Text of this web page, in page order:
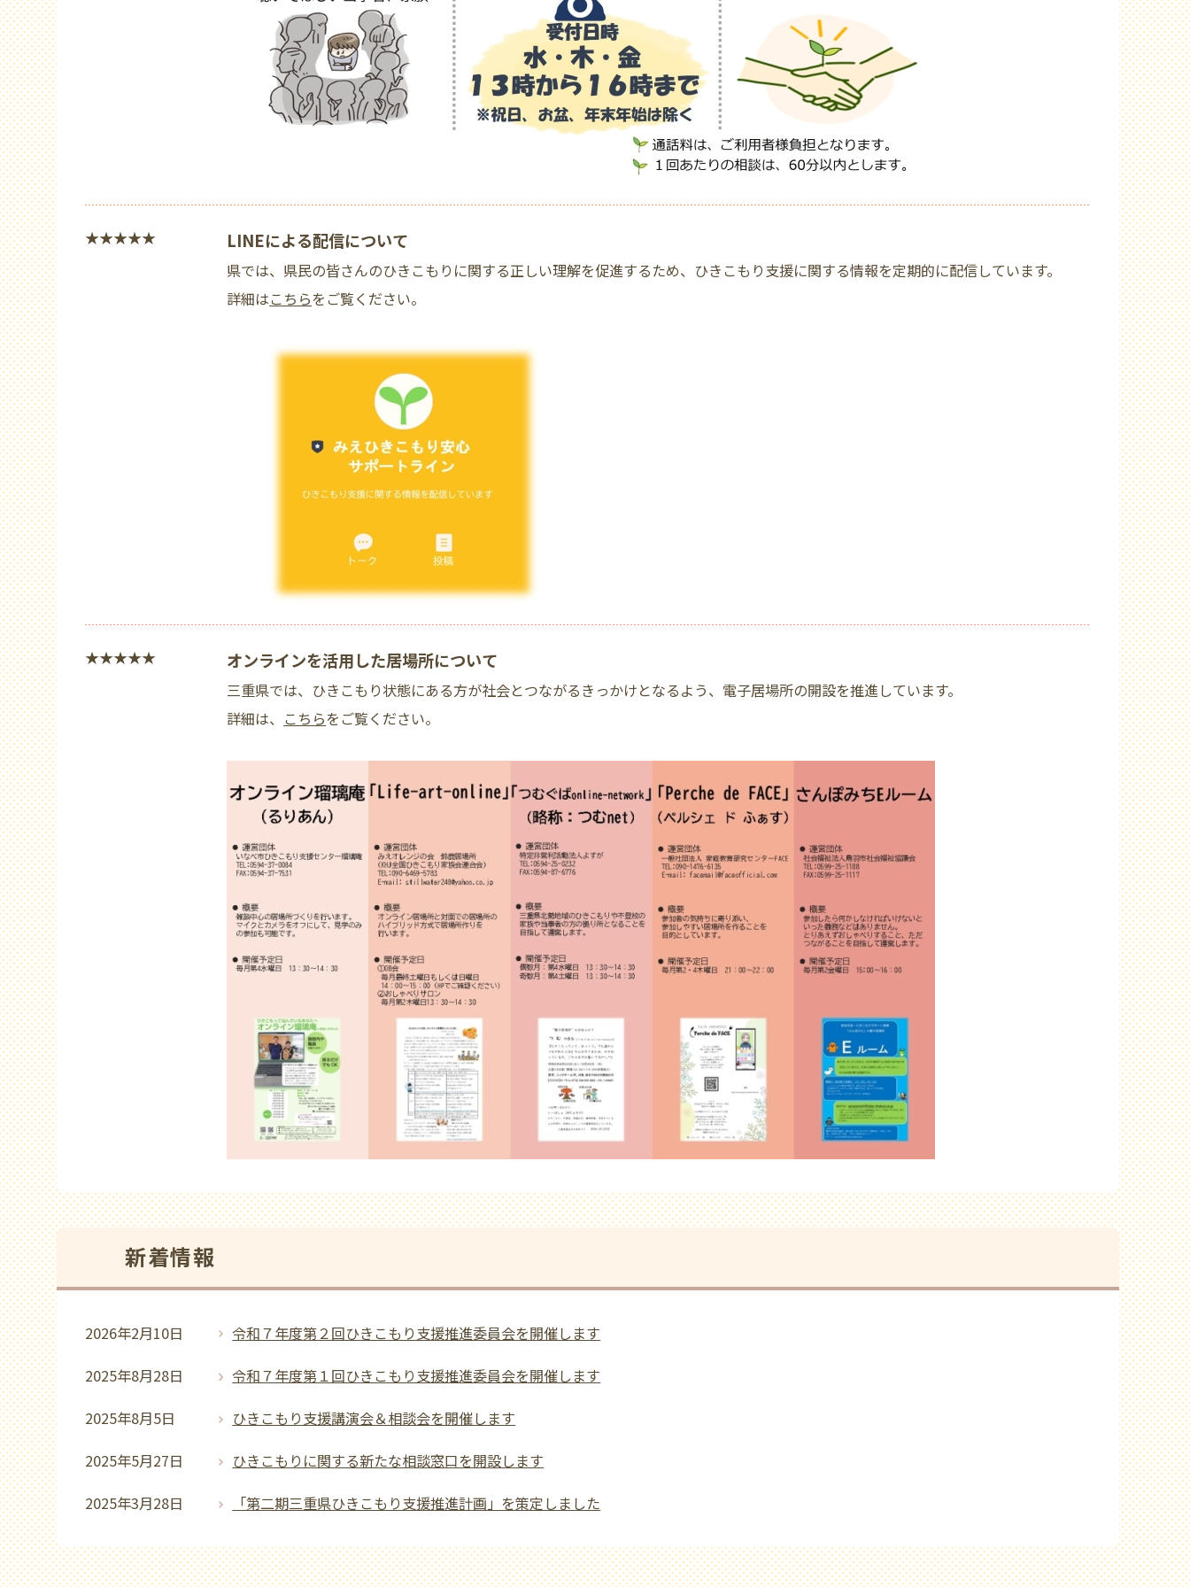
★★★★★ LINEによる配信について
県では、県民の皆さんのひきこもりに関する正しい理解を促進するため、ひきこもり支援に関する情報を定期的に配信しています。
詳細はこちらをご覧ください。
★★★★★ オンラインを活用した居場所について
三重県では、ひきこもり状態にある方が社会とつながるきっかけとなるよう、電子居場所の開設を推進しています。
詳細は、 こちらをご覧ください。
新着情報
2026年2月10日 令和７年度第２回ひきこもり支援推進委員会を開催します
2025年8月28日 令和７年度第１回ひきこもり支援推進委員会を開催します
2025年8月5日 ひきこもり支援講演会＆相談会を開催します
2025年5月27日 ひきこもりに関する新たな相談窓口を開設します
2025年3月28日 「第二期三重県ひきこもり支援推進計画」を策定しました